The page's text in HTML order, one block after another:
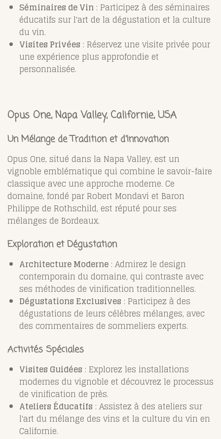
Séminaires de Vin : Participez à des séminaires
éducatifs sur l'art de la dégustation et la culture
du vin.
Visites Privées : Réservez une visite privée pour
une expérience plus approfondie et
personnalisée.
Opus One, Napa Valley, Californie, USA
Un Mélange de Tradition et d'Innovation
Opus One, situé dans la Napa Valley, est un
vignoble emblématique qui combine le savoir-faire
classique avec une approche moderne. Ce
domaine, fondé par Robert Mondavi et Baron
Philippe de Rothschild, est réputé pour ses
mélanges de Bordeaux.
Exploration et Dégustation
Architecture Moderne : Admirez le design
contemporain du domaine, qui contraste avec
ses méthodes de vinification traditionnelles.
Dégustations Exclusives : Participez à des
dégustations de leurs célèbres mélanges, avec
des commentaires de sommeliers experts.
Activités Spéciales
Visites Guidées : Explorez les installations
modernes du vignoble et découvrez le processus
de vinification de près.
Ateliers Éducatifs : Assistez à des ateliers sur
l'art du mélange des vins et la culture du vin en
Californie.